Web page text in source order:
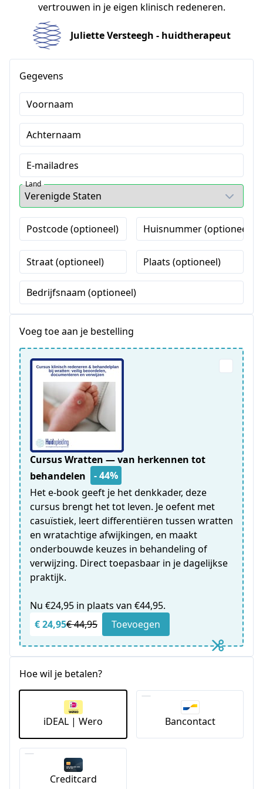
vertrouwen in je eigen klinisch redeneren.
Juliette Versteegh - huidtherapeut
Gegevens
Voornaam
Achternaam
E-mailadres
Land
Postcode (optioneel) Huisnummer (optioneel)
Straat (optioneel) Plaats (optioneel)
Bedrijfsnaam (optioneel)
Voeg toe aan je bestelling
Cursus Wratten — van herkennen tot
behandelen
- 44%
Het e-book geeft je het denkkader, deze
cursus brengt het tot leven. Je oefent met
casuïstiek, leert differentiëren tussen wratten
en wratachtige afwijkingen, en maakt
onderbouwde keuzes in behandeling of
verwijzing. Direct toepasbaar in je dagelijkse
praktijk.
Nu €24,95 in plaats van €44,95.
€ 24,95€ 44,95 Toevoegen
Hoe wil je betalen?
iDEAL | Wero Bancontact
Creditcard